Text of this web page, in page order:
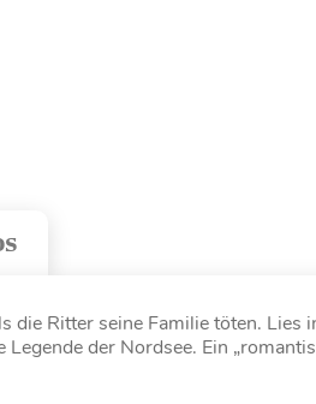
die Ritter seine Familie töten. Lies
der Nordsee. Ein